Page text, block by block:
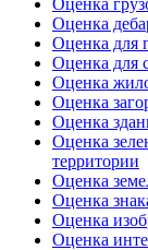
Оценка
Оценка для
Оценка для
Оценка
Оценка
Оценка
Оценка
территории
Оценка
Оценка
Оценка
Оценка